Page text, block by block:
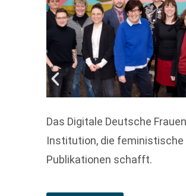
Das Digitale Deutsche
Institution, die feministische
Publikationen schafft.